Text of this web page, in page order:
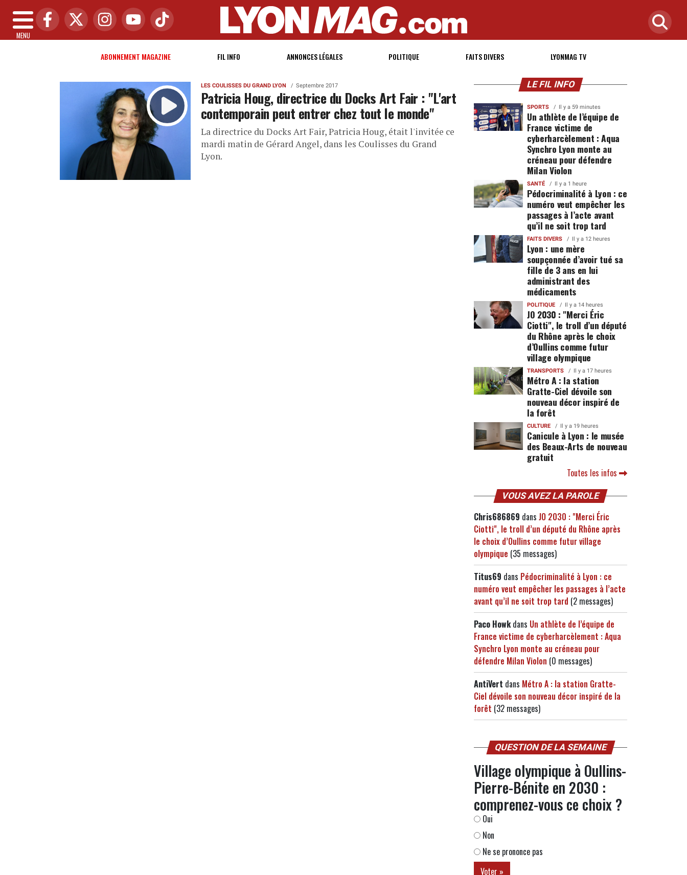
MENU
ABONNEMENT MAGAZINE FIL INFO ANNONCES LÉGALES POLITIQUE FAITS DIVERS LYONMAG TV
LES COULISSES DU GRAND LYON Septembre 2017
Patricia Houg, directrice du Docks Art Fair : "L'art
contemporain peut entrer chez tout le monde"
La directrice du Docks Art Fair, Patricia Houg, était l'invitée ce
mardi matin de Gérard Angel, dans les Coulisses du Grand
Lyon.
LE FIL INFO
SPORTS Il y a 59 minutes
Un athlète de l’équipe de
France victime de
cyberharcèlement : Aqua
Synchro Lyon monte au
créneau pour défendre
Milan Violon
SANTÉ Il y a 1 heure
Pédocriminalité à Lyon : ce
numéro veut empêcher les
passages à l’acte avant
qu’il ne soit trop tard
FAITS DIVERS Il y a 12 heures
Lyon : une mère
soupçonnée d’avoir tué sa
fille de 3 ans en lui
administrant des
médicaments
POLITIQUE Il y a 14 heures
JO 2030 : "Merci Éric
Ciotti", le troll d’un député
du Rhône après le choix
d’Oullins comme futur
village olympique
TRANSPORTS Il y a 17 heures
Métro A : la station
Gratte-Ciel dévoile son
nouveau décor inspiré de
la forêt
CULTURE Il y a 19 heures
Canicule à Lyon : le musée
des Beaux-Arts de nouveau
gratuit
Toutes les infos
VOUS AVEZ LA PAROLE
Chris686869 dans JO 2030 : "Merci Éric
Ciotti", le troll d’un député du Rhône après
le choix d’Oullins comme futur village
olympique (35 messages)
Titus69 dans Pédocriminalité à Lyon : ce
numéro veut empêcher les passages à l’acte
avant qu’il ne soit trop tard (2 messages)
Paco Howkdans Un athlète de l’équipe de
France victime de cyberharcèlement : Aqua
Synchro Lyon monte au créneau pour
défendre Milan Violon (0 messages)
AntiVert dans Métro A : la station Gratte-
Ciel dévoile son nouveau décor inspiré de la
forêt (32 messages)
QUESTION DE LA SEMAINE
Village olympique à Oullins-
Pierre-Bénite en 2030 :
comprenez-vous ce choix ?
Oui
Non
Ne se prononce pas